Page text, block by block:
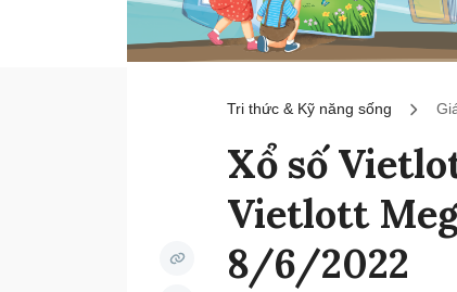
Tri thức & Kỹ năng sống
Xổ số
Vietlott
8/6/2022